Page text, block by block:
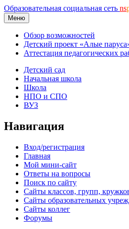
Образовательная социальная сеть ns
Меню
Обзор возможностей
Детский проект «Алые
Аттестация педагогических
Детский сад
Начальная школа
Школа
НПО и СПО
ВУЗ
Навигация
Вход/регистрация
Главная
Мой мини-сайт
Ответы на вопросы
Поиск по сайту
Сайты классов, групп,
Сайты образовательных
Сайты коллег
Форумы